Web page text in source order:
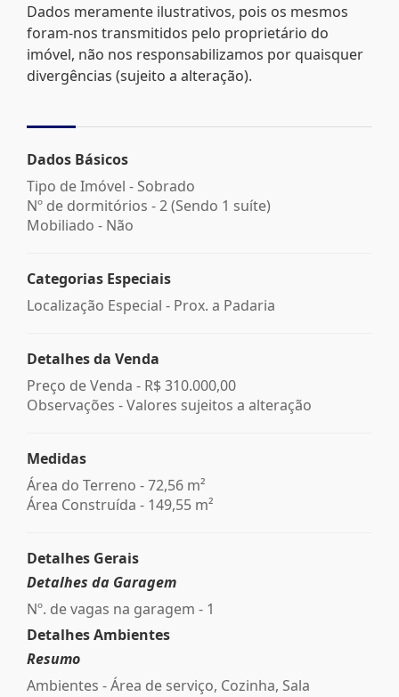
Dados meramente ilustrativos, pois os mesmos
foram-nos transmitidos pelo proprietário do
imóvel, não nos responsabilizamos por quaisquer
divergências (sujeito a alteração).
Dados Básicos
Tipo de Imóvel - Sobrado
Nº de dormitórios - 2 (Sendo 1 suíte)
Mobiliado - Não
Categorias Especiais
Localização Especial - Prox. a Padaria
Detalhes da Venda
Preço de Venda - R$ 310.000,00
Observações - Valores sujeitos a alteração
Medidas
Área do Terreno - 72,56 m²
Área Construída - 149,55 m²
Detalhes Gerais
Detalhes da Garagem
Nº. de vagas na garagem - 1
Detalhes Ambientes
Resumo
Ambientes - Área de serviço, Cozinha, Sala